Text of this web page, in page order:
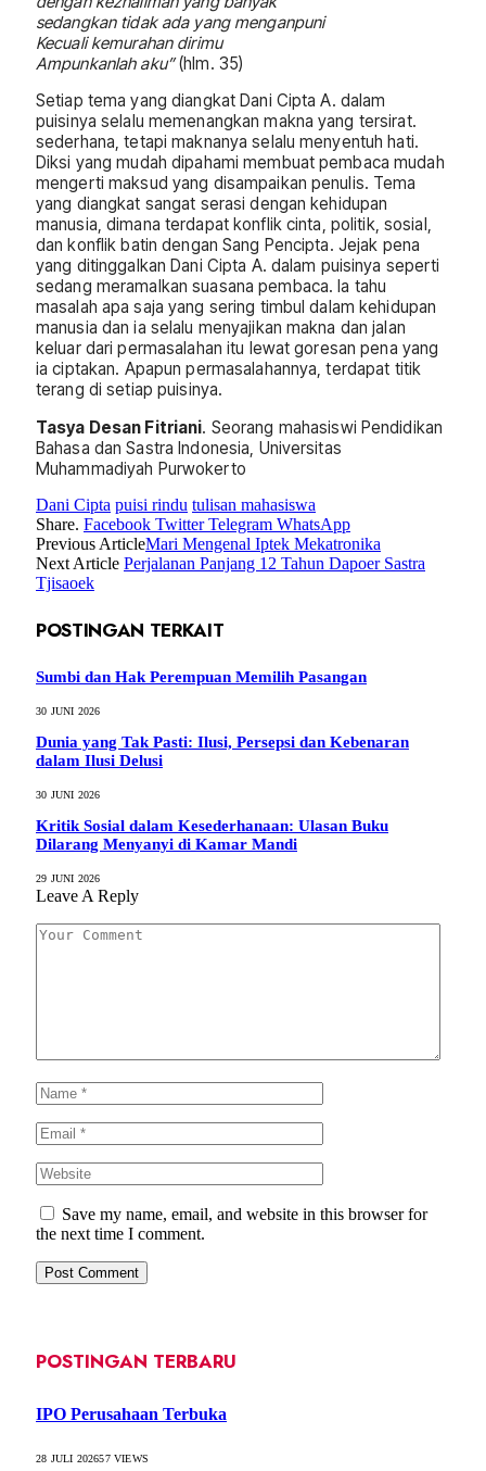
sedangkan tidak ada yang menganpuni
Kecuali kemurahan dirimu
Ampunkanlah aku”(hlm. 35)
Setiap tema yang diangkat Dani Cipta A. dalam
puisinya selalu memenangkan makna yang tersirat.
sederhana, tetapi maknanya selalu menyentuh hati.
Diksi yang mudah dipahami membuat pembaca mudah
mengerti maksud yang disampaikan penulis. Tema
yang diangkat sangat serasi dengan kehidupan
manusia, dimana terdapat konflik cinta, politik, sosial,
dan konflik batin dengan Sang Pencipta. Jejak pena
yang ditinggalkan Dani Cipta A. dalam puisinya seperti
sedang meramalkan suasana pembaca. Ia tahu
masalah apa saja yang sering timbul dalam kehidupan
manusia dan ia selalu menyajikan makna dan jalan
keluar dari permasalahan itu lewat goresan pena yang
ia ciptakan. Apapun permasalahannya, terdapat titik
terang di setiap puisinya.
Tasya Desan Fitriani. Seorang mahasiswi Pendidikan
Bahasa dan Sastra Indonesia, Universitas
Muhammadiyah Purwokerto
Dani Cipta puisi rindu tulisan mahasiswa
Share. Facebook Twitter Telegram WhatsApp
Previous ArticleMari Mengenal Iptek Mekatronika
Next Article Perjalanan Panjang 12 Tahun Dapoer Sastra
Tjisaoek
POSTINGAN TERKAIT
Sumbi dan Hak Perempuan Memilih Pasangan
30 JUNI 2026
Dunia yang Tak Pasti: Ilusi, Persepsi dan Kebenaran
dalam Ilusi Delusi
30 JUNI 2026
Kritik Sosial dalam Kesederhanaan: Ulasan Buku
Dilarang Menyanyi di Kamar Mandi
29 JUNI 2026
Leave A Reply
Save my name, email, and website in this browser for
the next time I comment.
POSTINGAN TERBARU
IPO Perusahaan Terbuka
28 JULI 202657VIEWS